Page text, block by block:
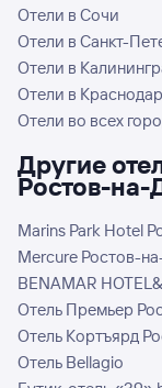
Отели в Сочи
Отели в Санкт-
Отели в
Отели в
Отели во всех
Другие
Ростов-на-
Marins Park Hotel
Mercure Ростов-
BENAMAR
Отель Премьер
Отель Кортъярд
Отель Bellagio